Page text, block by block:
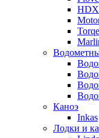
HDX
Каноэ
Inkas
Лодки и